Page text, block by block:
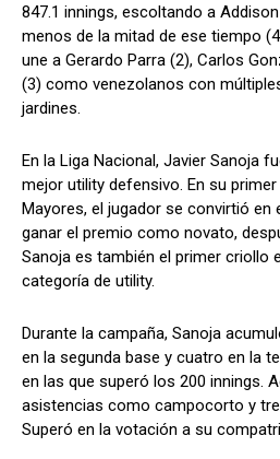
847.1 innings, escoltando a
menos de la mitad de ese tiempo
une a Gerardo Parra (2), Carlos
(3) como venezolanos con
jardines.
En la Liga Nacional, Javier Sanoja
mejor utility defensivo. En su
Mayores, el jugador se convirtió en
ganar el premio como novato,
Sanoja es también el primer criollo
categoría de utility.
Durante la campaña, Sanoja
en la segunda base y cuatro en la
en las que superó los 200 innings.
asistencias como campocorto y
Superó en la votación a su